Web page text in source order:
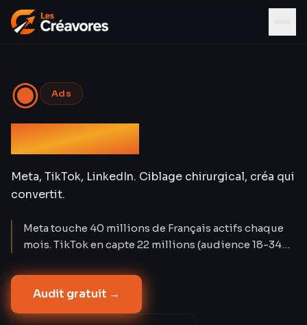
◉ Ads
Social Ads
Meta, TikTok, LinkedIn. Ciblage chirurgical, créa qui
convertit.
Meta touche 40 millions de Français actifs chaque
mois. TikTok en capte 22 millions (audience 18-34
Social Ads créent la demande là où Google Ads la
capture. Nos campagnes atteignent un CPA réduit
de 42 % après 60 jours d'optimisation.
Audit gratuit →